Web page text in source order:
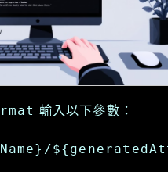
輸入以下參數：